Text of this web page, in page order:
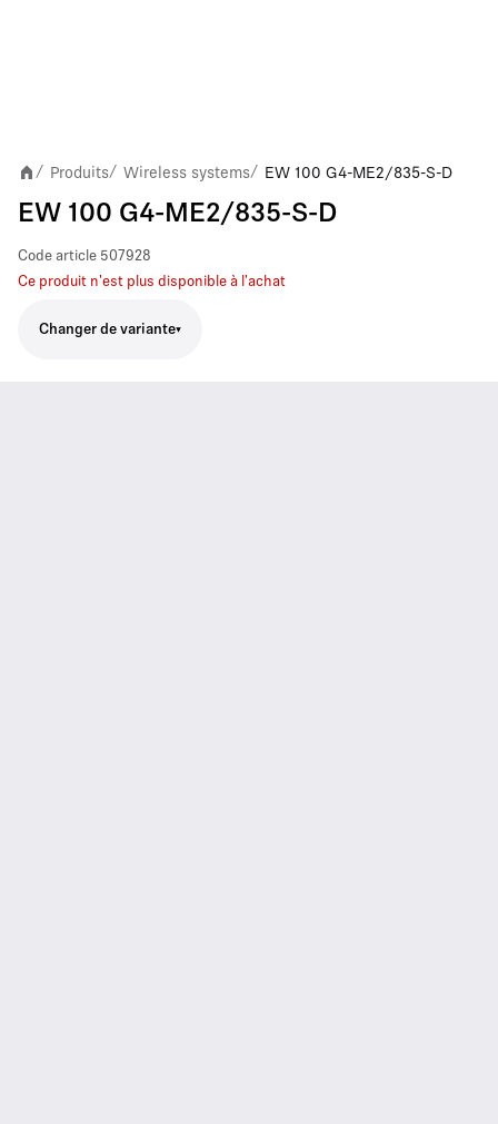
/ Produits/ Wireless systems/ EW 100 G4-ME2/835-S-D
EW 100 G4-ME2/835-S-D
Code article 507928
Ce produit n'est plus disponible à l'achat
Changer de variante